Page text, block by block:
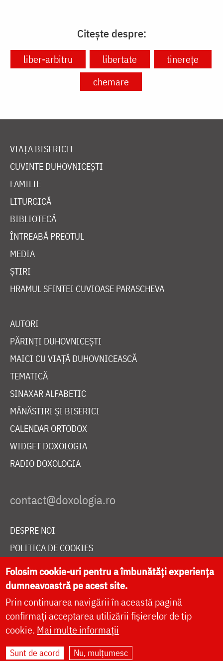
Citește despre:
liber-arbitru libertate
tinerețe
chemare
VIAȚA BISERICII
CUVINTE DUHOVNICEȘTI
FAMILIE
LITURGICĂ
BIBLIOTECĂ
ÎNTREABĂ PREOTUL
MEDIA
ȘTIRI
HRAMUL SFINTEI CUVIOASE PARASCHEVA
AUTORI
PĂRINȚI DUHOVNICEȘTI
MAICI CU VIAȚĂ DUHOVNICEASCĂ
TEMATICĂ
SINAXAR ALFABETIC
MĂNĂSTIRI ȘI BISERICI
CALENDAR ORTODOX
WIDGET DOXOLOGIA
RADIO DOXOLOGIA
DESPRE NOI
POLITICA DE COOKIES
DONEAZĂ ONLINE PENTRU CATEDRALA NAȚIONALĂ
LIVE
Site dezvoltat deDOXOLOGIA MEDIA
Folosim cookie-uri pentru a îmbunătăți experiența
dumneavoastră pe acest site.
Prin continuarea navigării în această pagină
confirmați acceptarea utilizării fișierelor de tip
cookie. Mai multe informații
Sunt de acord Nu, mulțumesc